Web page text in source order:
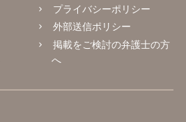
プライバシーポリシー
外部送信ポリシー
掲載をご検討の弁護士の方
へ